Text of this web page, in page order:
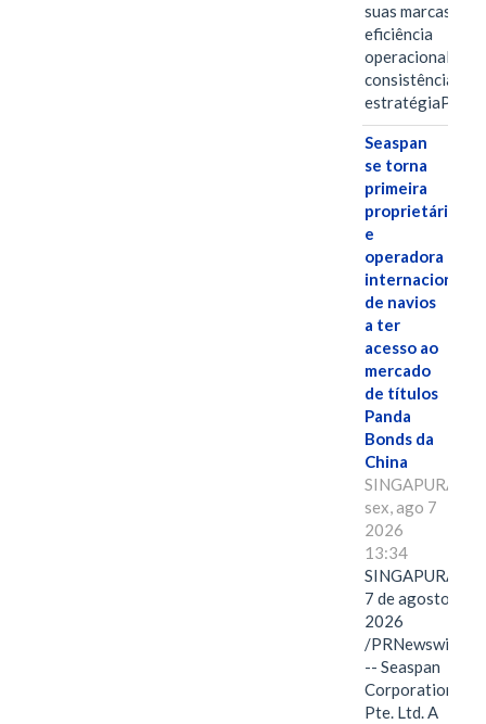
suas marcas, a
eficiência
operacional e a
consistência de
Seaspan
se torna
primeira
proprietária
e
operadora
internacional
de navios
a ter
acesso ao
mercado
de títulos
Panda
Bonds da
China
SINGAPURA,
sex, ago 7
2026
13:34
SINGAPURA,
7 de agosto de
2026
/PRNewswire/
-- Seaspan
Corporation
Pte. Ltd. A